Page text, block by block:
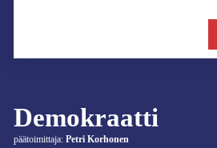
Demokraatti
päätoimittaja: Petri Korhonen